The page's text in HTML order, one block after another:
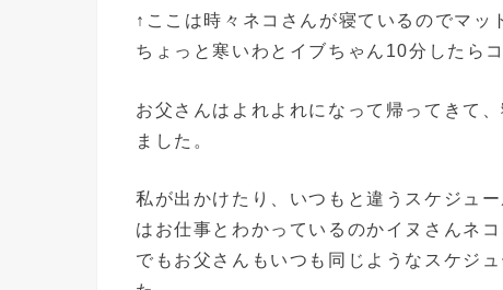
↑ここは時々ネコさんが寝ているのでマッ
ちょっと寒いわとイブちゃん10分したら
お父さんはよれよれになって帰ってきて
ました。
私が出かけたり、いつもと違うスケジュ
はお仕事とわかっているのかイヌさんネ
でもお父さんもいつも同じようなスケジ